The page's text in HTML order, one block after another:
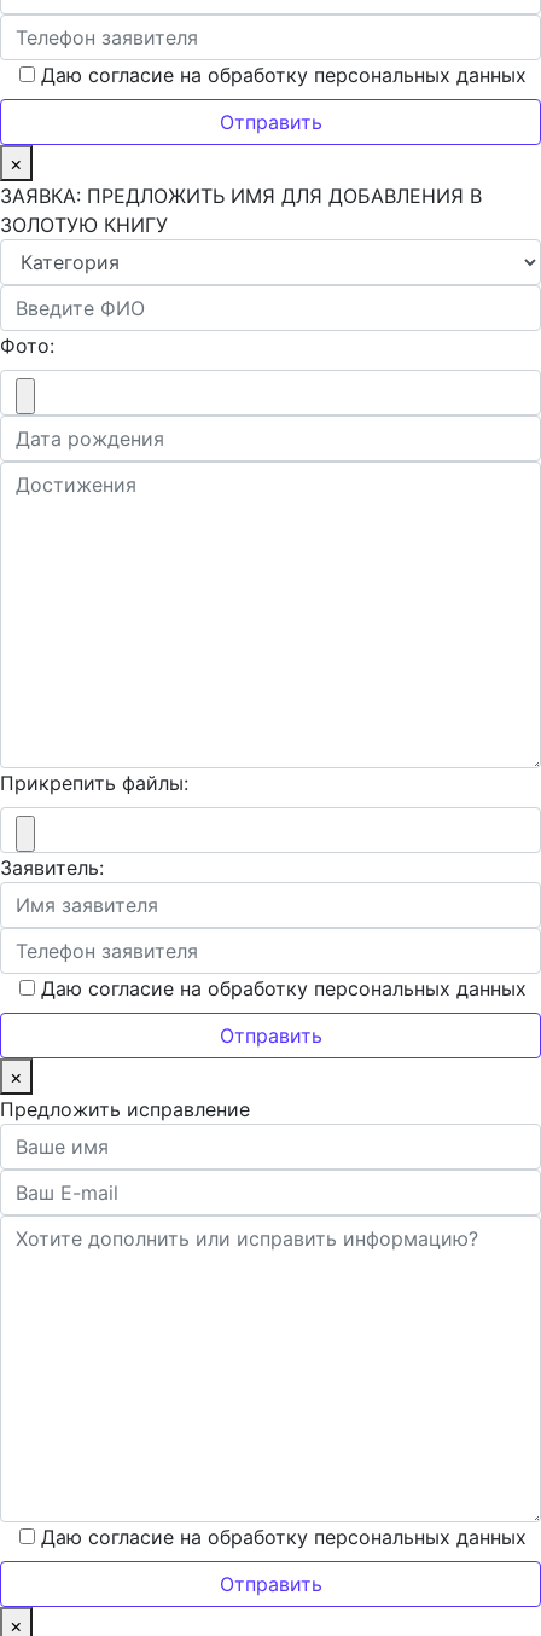
Даю согласие на обработку персональных данных
×
ЗАЯВКА: ПРЕДЛОЖИТЬ ИМЯ ДЛЯ ДОБАВЛЕНИЯ В
ЗОЛОТУЮ КНИГУ
Фото:
Прикрепить файлы:
Заявитель:
Даю согласие на обработку персональных данных
×
Предложить исправление
Даю согласие на обработку персональных данных
×